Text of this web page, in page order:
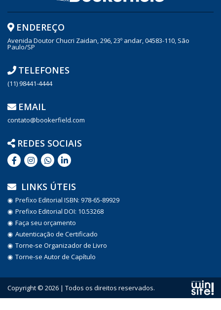
ENDEREÇO
Avenida Doutor Chucri Zaidan, 296, 23º andar, 04583-110, São
Paulo/SP
TELEFONES
(11) 98441-4444
EMAIL
contato@bookerfield.com
REDES SOCIAIS
LINKS ÚTEIS
Prefixo Editorial ISBN: 978-65-89929
Prefixo Editorial DOI: 10.53268
Faça seu orçamento
Autenticação de Certificado
Torne-se Organizador de Livro
Torne-se Autor de Capítulo
Copyright © 2026 | Todos os direitos reservados.